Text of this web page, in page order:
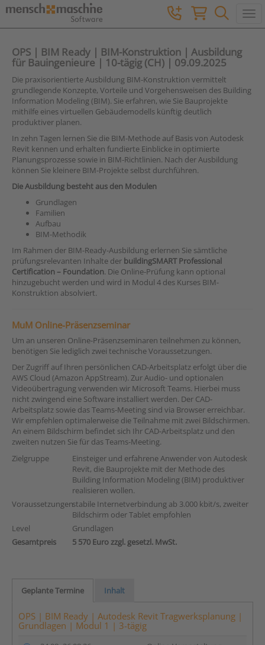
OPS | BIM Ready | BIM-Konstruktion | Ausbildung
für Bauingenieure | 10-tägig (CH) | 09.09.2025
Die praxisorientierte Ausbildung BIM-Konstruktion vermittelt
grundlegende Konzepte, Vorteile und Vorgehensweisen des Building
Information Modeling (BIM). Sie erfahren, wie Sie Bauprojekte
mithilfe eines virtuellen Gebäudemodells künftig deutlich
produktiver planen.
In zehn Tagen lernen Sie die BIM-Methode auf Basis von Autodesk
Revit kennen und erhalten fundierte Einblicke in optimierte
Planungsprozesse sowie in BIM-Richtlinien. Nach der Ausbildung
können Sie kleinere BIM-Projekte selbst durchführen.
Die Ausbildung besteht aus den Modulen
Grundlagen
Familien
Aufbau
BIM-Methodik
Im Rahmen der BIM-Ready-Ausbildung erlernen Sie sämtliche
prüfungsrelevanten Inhalte der buildingSMARTProfessional
Certification – Foundation. Die Online-Prüfung kann optional
hinzugebucht werden und wird in Modul 4 des Kurses BIM-
Konstruktion absolviert.
MuM Online-Präsenzseminar
Um an unseren Online-Präsenzseminaren teilnehmen zu können,
benötigen Sie lediglich zwei technische Voraussetzungen.
Der Zugriff auf Ihren persönlichen CAD-Arbeitsplatz erfolgt über die
AWS Cloud (Amazon AppStream). Zur Audio- und optionalen
Videoübertragung verwenden wir Microsoft Teams. Hierbei muss
nicht zwingend eine Software installiert werden. Der CAD-
Arbeitsplatz sowie das Teams-Meeting sind via Browser erreichbar.
Wir empfehlen optimalerweise die Teilnahme mit zwei Bildschirmen.
An einem Bildschirm befindet sich Ihr CAD-Arbeitsplatz und den
zweiten nutzen Sie für das Teams-Meeting.
Zielgruppe
Einsteiger und erfahrene Anwender von Autodesk
Revit, die Bauprojekte mit der Methode des
Building Information Modeling (BIM) produktiver
realisieren wollen.
Voraussetzungenstabile Internetverbindung ab 3.000 kbit/s, zweiter
Bildschirm oder Tablet empfohlen
Level
Grundlagen
Gesamtpreis
5 570 Euro zzgl. gesetzl. MwSt.
Geplante Termine Inhalt
OPS | BIM Ready | Autodesk Revit Tragwerksplanung |
Grundlagen | Modul 1 | 3-tägig